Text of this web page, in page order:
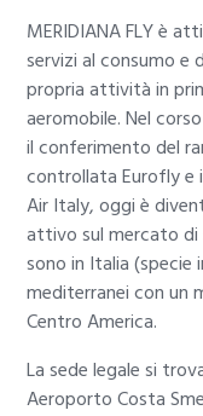
MERIDIANA FLY è
servizi al consumo
propria attività in
aeromobile. Nel
il conferimento del
controllata Eurofly e
Air Italy, oggi è
attivo sul mercato di
sono in Italia (specie
mediterranei con un
Centro America.
La sede legale si
Aeroporto Costa